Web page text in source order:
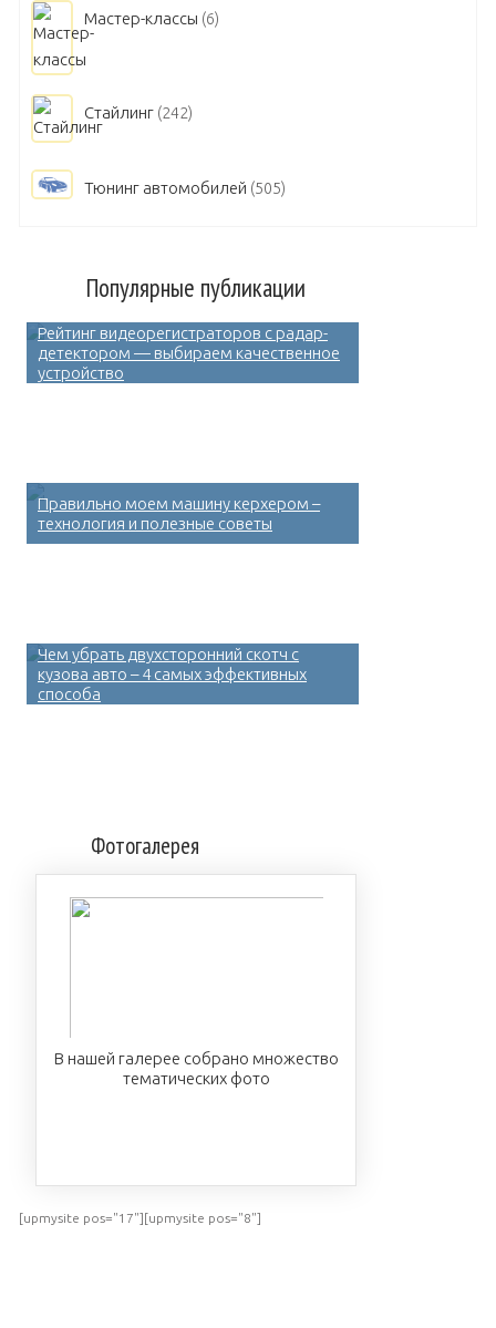
Мастер-классы (6)
Стайлинг (242)
Тюнинг автомобилей (505)
Популярные публикации
Рейтинг видеорегистраторов с радар-
детектором — выбираем качественное
устройство
Правильно моем машину керхером –
технология и полезные советы
Чем убрать двухсторонний скотч с
кузова авто – 4 самых эффективных
способа
Фотогалерея
В нашей галерее собрано множество
тематических фото
[upmysite pos="17"][upmysite pos="8"]